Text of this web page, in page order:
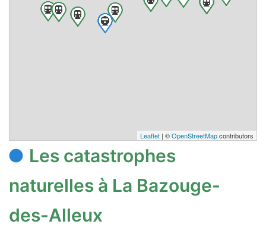
Leaflet | ©OpenStreetMapcontributors
Les catastrophes
naturelles à La Bazouge-
des-Alleux